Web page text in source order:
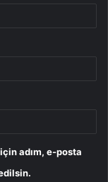
adım, e-posta